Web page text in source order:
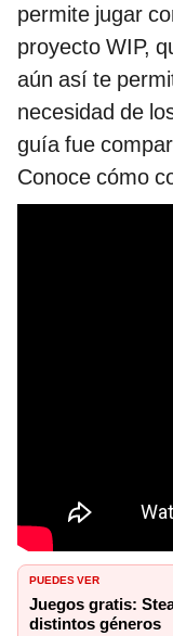
permite jugar
proyecto WIP,
aún así te
necesidad de
guía fue
Conoce cómo
PUEDES VER
Juegos gratis:
distintos géneros